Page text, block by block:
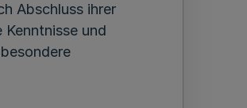
Abschluss ihrer
und